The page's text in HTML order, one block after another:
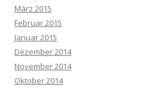
März 2015
Februar 2015
Januar 2015
Dezember 2014
November 2014
Oktober 2014